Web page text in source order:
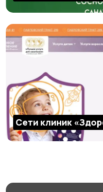
Сети клиник